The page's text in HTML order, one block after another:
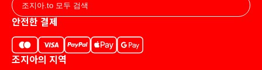
안전한 결제
조지아의 지역